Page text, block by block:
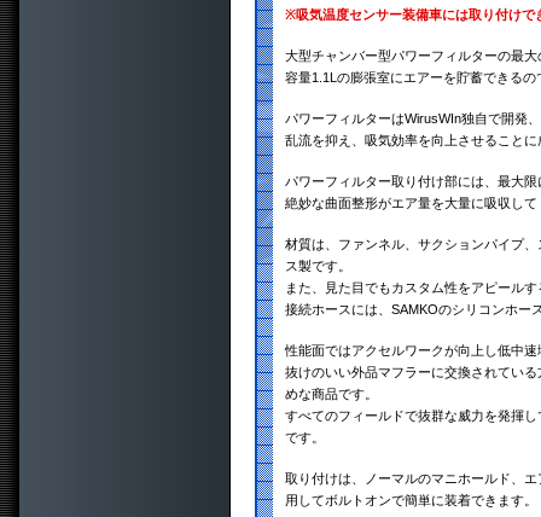
※吸気温度センサー装備車には取り付けで
大型チャンバー型パワーフィルターの最
容量1.1Lの膨張室にエアーを貯蓄できる
パワーフィルターはWirusWIn独自で開発
乱流を抑え、吸気効率を向上させること
パワーフィルター取り付け部には、最大
絶妙な曲面整形がエア量を大量に吸収して
材質は、ファンネル、サクションパイプ
ス製です。
また、見た目でもカスタム性をアピール
接続ホースには、SAMKOのシリコンホー
性能面ではアクセルワークが向上し低中
抜けのいい外品マフラーに交換されてい
めな商品です。
すべてのフィールドで抜群な威力を発揮
です。
取り付けは、ノーマルのマニホールド、
用してボルトオンで簡単に装着できます。